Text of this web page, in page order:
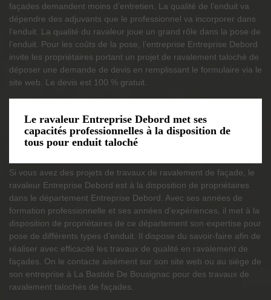
façades demandent moins d’entretien. La qualité de l’enduit va
dépendre des adjuvants que le professionnel va incorporer dans
l’enduit. La qualité du ravaleur joue un grand rôle dans la pose de
l’enduit. Pour les coûts de la pose, l’entreprise Entreprise Debord
invite les propriétaires portant un projet de ravalement taloché de
déposer une demande de devis en remplissant le formulaire via le
site web. Le devis est 100 % gratuit.
Le ravaleur Entreprise Debord met ses
capacités professionnelles à la disposition de
tous pour enduit taloché
Si vous avez des projets de travaux de ravalement de façade, le
ravaleur Entreprise Debord est à la disposition de propriétaires
dans le département Entreprise Debord. Avec ses années de
formation professionnelle et ses années d’expériences, il met à la
disposition de propriétaires de ce département son expertise pour
pose de différents types d’enduit. Il dispose du savoir-faire afin de
réaliser avec efficacité les travaux de qualité en ravalement de
façades. On le contacte aisément sur son site web ou au siège de
son entreprise à La Bastide De Bousignac pour des travaux de
ravalement talochés de façades.